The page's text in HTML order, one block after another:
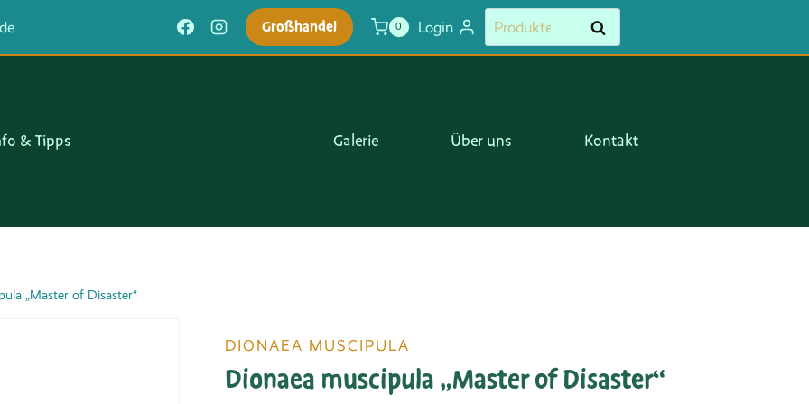
Großhandel 0 Login
Suchen
nach:
Suchen
& Tipps Galerie Über uns Kontakt
„Master of Disaster“
DIONAEA MUSCIPULA
Dionaea muscipula „Master of Disaster“